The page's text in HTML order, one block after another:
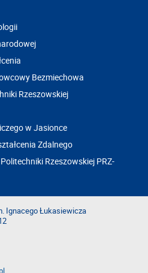
Bezmiechowa
Rzeszowskiej
w Jasionce
Zdalnego
Rzeszowskiej PRZ-
Ignacego Łukasiewicza